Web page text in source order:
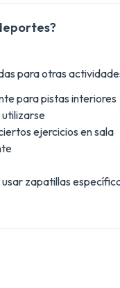
para otras
para pistas interiores
utilizarse
ejercicios en sala
zapatillas